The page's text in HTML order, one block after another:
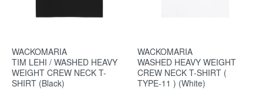
WACKOMARIA
TIM LEHI / WASHED HEAVY
WEIGHT CREW NECK T-
SHIRT (Black)
WACKOMARIA
WASHED HEAVY WEIGHT
CREW NECK T-SHIRT (
TYPE-11 ) (White)